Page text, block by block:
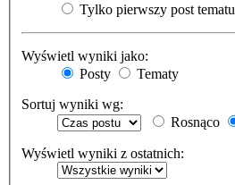
Tylko pierwszy post tematu
Wyświetl wyniki jako:
Posty
Tematy
Sortuj wyniki wg:
Rosnąco
Wyświetl wyniki z ostatnich: